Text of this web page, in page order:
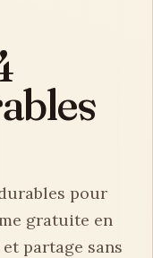
pour
gratuite en
partage sans